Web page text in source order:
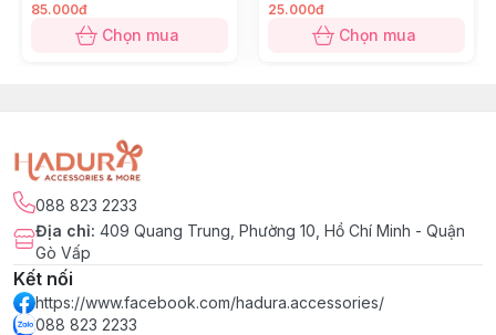
85.000đ
Chọn mua
25.000đ
Chọn mua
088 823 2233
Địa chỉ: 409 Quang Trung, Phường 10, Hồ Chí Minh - Quận
Gò Vấp
Kết nối
https://www.facebook.com/hadura.accessories/
088 823 2233